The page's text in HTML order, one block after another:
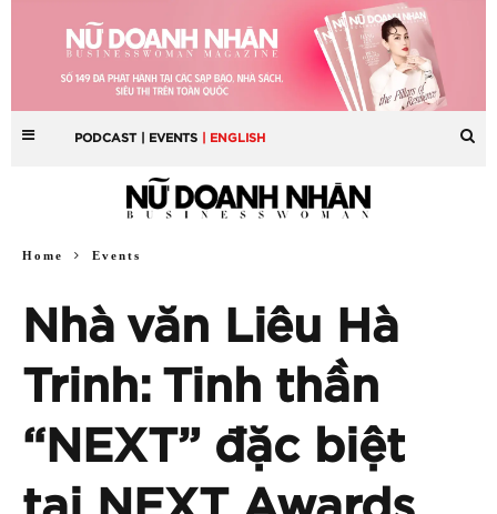
PODCAST | EVENTS | ENGLISH
Home Events
Nhà văn Liêu Hà
Trinh: Tinh thần
“NEXT” đặc biệt